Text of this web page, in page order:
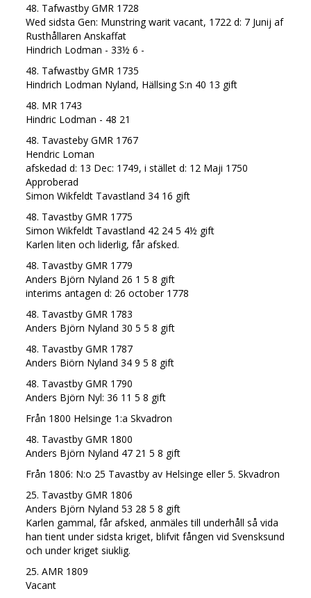
48. Tafwastby GMR 1728
Wed sidsta Gen: Munstring warit vacant, 1722 d: 7 Junij af
Rusthållaren Anskaffat
Hindrich Lodman - 33½ 6 -
48. Tafwastby GMR 1735
Hindrich Lodman Nyland, Hällsing S:n 40 13 gift
48. MR 1743
Hindric Lodman - 48 21
48. Tavasteby GMR 1767
Hendric Loman
afskedad d: 13 Dec: 1749, i stället d: 12 Maji 1750
Approberad
Simon Wikfeldt Tavastland 34 16 gift
48. Tavastby GMR 1775
Simon Wikfeldt Tavastland 42 24 5 4½ gift
Karlen liten och liderlig, får afsked.
48. Tavastby GMR 1779
Anders Björn Nyland 26 1 5 8 gift
interims antagen d: 26 october 1778
48. Tavastby GMR 1783
Anders Björn Nyland 30 5 5 8 gift
48. Tavastby GMR 1787
Anders Biörn Nyland 34 9 5 8 gift
48. Tavastby GMR 1790
Anders Björn Nyl: 36 11 5 8 gift
Från 1800 Helsinge 1:a Skvadron
48. Tavastby GMR 1800
Anders Björn Nyland 47 21 5 8 gift
Från 1806: N:o 25 Tavastby av Helsinge eller 5. Skvadron
25. Tavastby GMR 1806
Anders Björn Nyland 53 28 5 8 gift
Karlen gammal, får afsked, anmäles till underhåll så vida
han tient under sidsta kriget, blifvit fången vid Svensksund
och under kriget siuklig.
25. AMR 1809
Vacant